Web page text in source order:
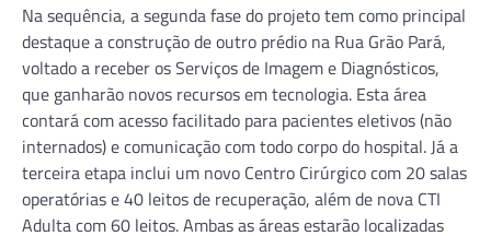
Na sequência, a segunda fase do projeto tem como principal
destaque a construção de outro prédio na Rua Grão Pará,
voltado a receber os Serviços de Imagem e Diagnósticos,
que ganharão novos recursos em tecnologia. Esta área
contará com acesso facilitado para pacientes eletivos (não
internados) e comunicação com todo corpo do hospital. Já a
terceira etapa inclui um novo Centro Cirúrgico com 20 salas
operatórias e 40 leitos de recuperação, além de nova CTI
Adulta com 60 leitos. Ambas as áreas estarão localizadas